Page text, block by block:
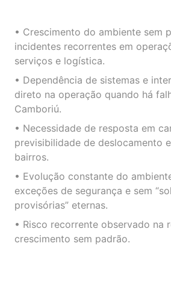
• Crescimento do ambiente sem
incidentes recorrentes em
serviços e logística.
• Dependência de sistemas e
direto na operação quando há
Camboriú.
• Necessidade de resposta em
previsibilidade de deslocamento
bairros.
• Evolução constante do
exceções de segurança e sem
provisórias” eternas.
• Risco recorrente observado na
crescimento sem padrão.